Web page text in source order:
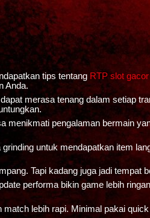
tips tentang RTP slot gacor
Anda.
merasa tenang dalam setiap
menikmati pengalaman bermain
untuk mendapatkan item
Tapi kadang juga jadi tempat
performa bikin game lebih
lebih rapi. Minimal pakai